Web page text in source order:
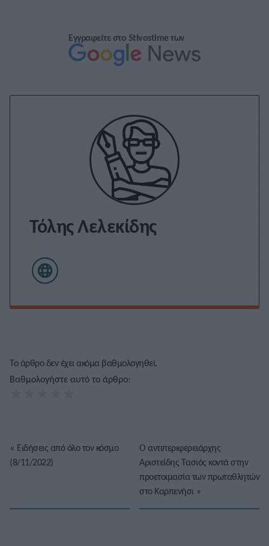
Εγγραφείτε στο Stivostime των
Τόλης Λελεκίδης
Το άρθρο δεν έχει ακόμα βαθμολογηθεί.
Βαθμολογήστε αυτό το άρθρο:
« Ειδήσεις από όλο τον κόσμο
(8/11/2022)
Ο αντιπεριφερειάρχης
Αριστείδης Τασιός κοντά στην
προετοιμασία των πρωταθλητών
στο Καρπενήσι»